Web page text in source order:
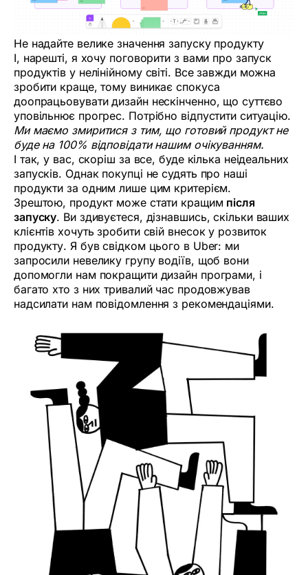
Не надайте велике значення запуску продукту
І, нарешті, я хочу поговорити з вами про запуск
продуктів у нелінійному світі. Все завжди можна
зробити краще, тому виникає спокуса
доопрацьовувати дизайн нескінченно, що суттєво
уповільнює прогрес. Потрібно відпустити ситуацію.
Ми маємо змиритися з тим, що готовий продукт не
буде на 100% відповідати нашим очікуванням.
І так, у вас, скоріш за все, буде кілька неідеальних
запусків. Однак покупці не судять про наші
продукти за одним лише цим критерієм.
Зрештою, продукт може стати кращим після
запуску. Ви здивуєтеся, дізнавшись, скільки ваших
клієнтів хочуть зробити свій внесок у розвиток
продукту. Я був свідком цього в Uber: ми
запросили невелику групу водіїв, щоб вони
допомогли нам покращити дизайн програми, і
багато хто з них тривалий час продовжував
надсилати нам повідомлення з рекомендаціями.